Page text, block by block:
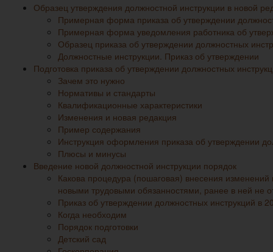
Образец утверждения должностной инструкции в новой
Примерная форма приказа об утверждении
Примерная форма уведомления работника об
Образец приказа об утверждении должностных
Должностные инструкции. Приказ об утверждении
Подготовка приказа об утверждении должностных
Зачем это нужно
Нормативы и стандарты
Квалификационные характеристики
Изменения и новая редакция
Пример содержания
Инструкция оформления приказа об утверждении
Плюсы и минусы
Введение новой должностной инструкции порядок
Какова процедура (пошаговая) внесения
новыми трудовыми обязанностями, ранее в ней не
Приказ об утверждении должностных инструкций в
Когда необходим
Порядок подготовки
Детский сад